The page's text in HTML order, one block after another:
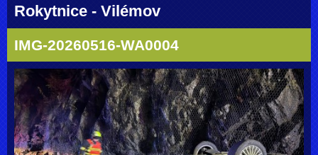
Rokytnice - Vilémov
IMG-20260516-WA0004